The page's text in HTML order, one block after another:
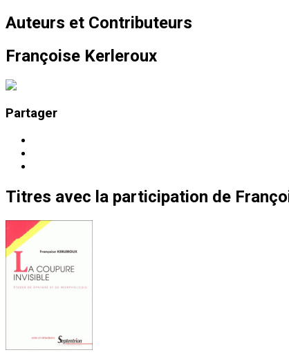
Auteurs et Contributeurs
Françoise Kerleroux
Partager
Titres avec la participation de